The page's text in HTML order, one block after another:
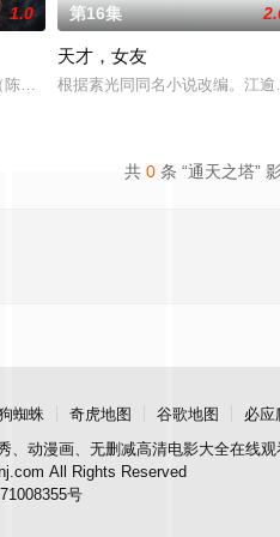
”的阴阳宅，江淮被掳走配“阴
1.0
伟霆 饰）与吴老狗（曾舜晞 饰）强
第16集
天才，女友
根据素光同同名小说改编。江
共 0 条 “通天之塔”
蜘蛛 奇虎地图 谷歌地图
必应
、动漫画、无删减高清电影大全在线观
All Rights Reserved
号